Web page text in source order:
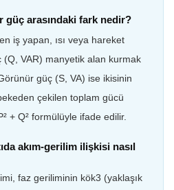
arasındaki fark nedir?
iş yapan, ısı veya hareket
VAR) manyetik alan kurmak
güç (S, VA) ise ikisinin
çekilen toplam gücü
+ Q² formülüyle ifade edilir.
akım-gerilim ilişkisi nasıl
faz geriliminin kök3 (yaklaşık